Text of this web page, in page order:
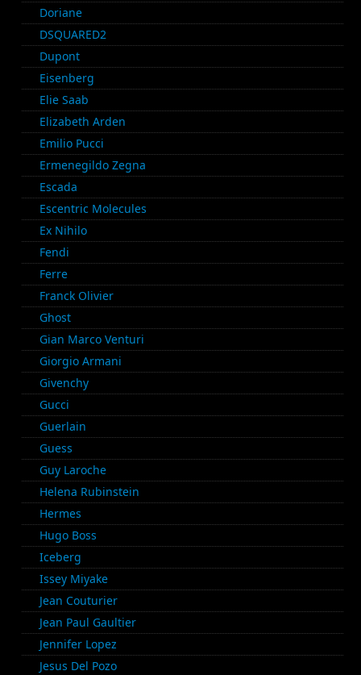
Doriane
DSQUARED2
Dupont
Eisenberg
Elie Saab
Elizabeth Arden
Emilio Pucci
Ermenegildo Zegna
Escada
Escentric Molecules
Ex Nihilo
Fendi
Ferre
Franck Olivier
Ghost
Gian Marco Venturi
Giorgio Armani
Givenchy
Gucci
Guerlain
Guess
Guy Laroche
Helena Rubinstein
Hermes
Hugo Boss
Iceberg
Issey Miyake
Jean Couturier
Jean Paul Gaultier
Jennifer Lopez
Jesus Del Pozo